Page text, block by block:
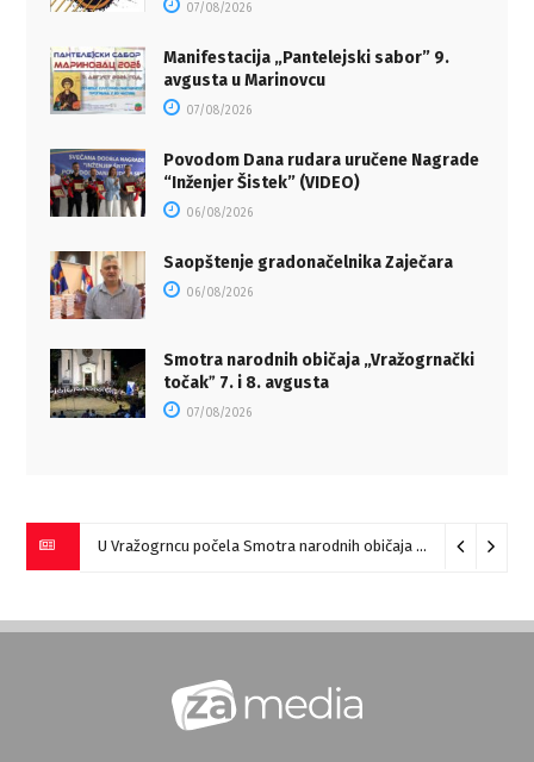
07/08/2026
Manifestacija „Pantelejski sabor” 9.
avgusta u Marinovcu
07/08/2026
Povodom Dana rudara uručene Nagrade
“Inženjer Šistek” (VIDEO)
06/08/2026
Saopštenje gradonačelnika Zaječara
06/08/2026
Smotra narodnih običaja „Vražogrnački
točakˮ 7. i 8. avgusta
07/08/2026
U Vražogrncu počela Smotra narodnih običaja „Vražogrnački točak“